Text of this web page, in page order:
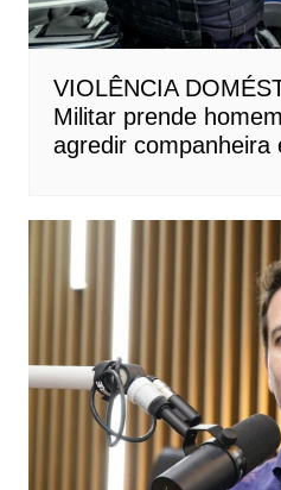
VIOLÊNCIA
Militar prende
agredir companheira